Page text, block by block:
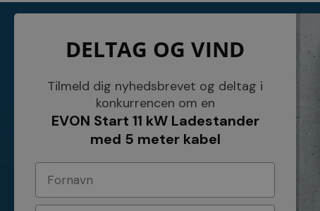
NETSALG EL & VVS APS
Søndergårdsvej 44
Danmark
E-mail: info@elvvs.dk
Åbningstider
Bankoplysninger
Privatlivspolitik
DELTAG OG VIND
Tilmeld dig nyhedsbrevet og deltag i
konkurrencen om en
EVON Start 11 kW Ladestander
med 5 meter kabel